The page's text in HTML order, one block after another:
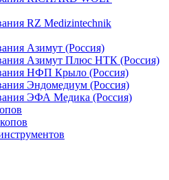
RZ Medizintechnik
Азимут (Россия)
Азимут Плюс НТК (Россия)
НФП Крыло (Россия)
Эндомедиум (Россия)
ЭФА Медика (Россия)